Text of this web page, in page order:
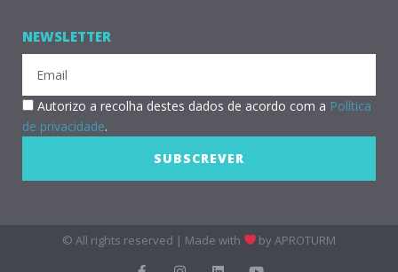
NEWSLETTER
RGPDAutorizo a recolha destes dados de acordo com a Política
de privacidade.
SUBSCREVER
© All rights reserved | Made with by APROTURM